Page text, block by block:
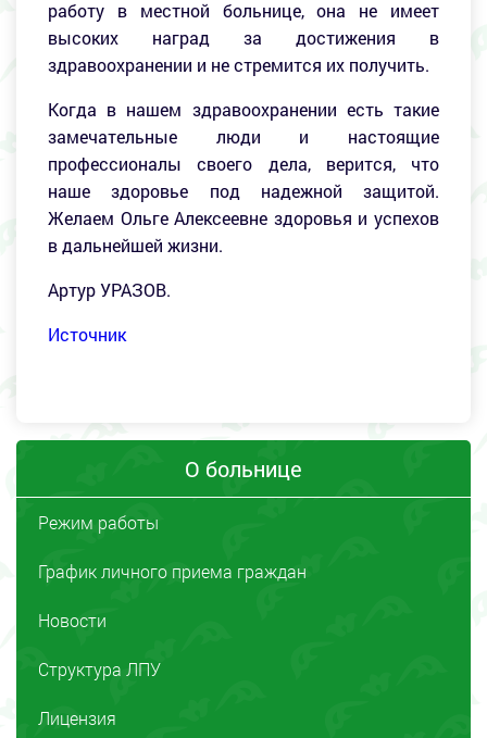
работу в местной больнице, она не имеет
высоких наград за достижения в
здравоохранении и не стремится их получить.
Когда в нашем здравоохранении есть такие
замечательные люди и настоящие
профессионалы своего дела, верится, что
наше здоровье под надежной защитой.
Желаем Ольге Алексеевне здоровья и успехов
в дальнейшей жизни.
Артур УРАЗОВ.
Источник
О больнице
Режим работы
График личного приема граждан
Новости
Структура ЛПУ
Лицензия